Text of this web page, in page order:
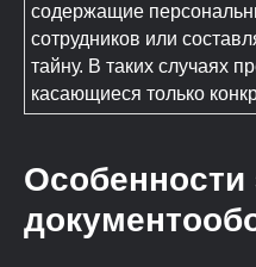
содержащие
сотрудников или
тайну. В таких случаях
касающиеся только
Особенности